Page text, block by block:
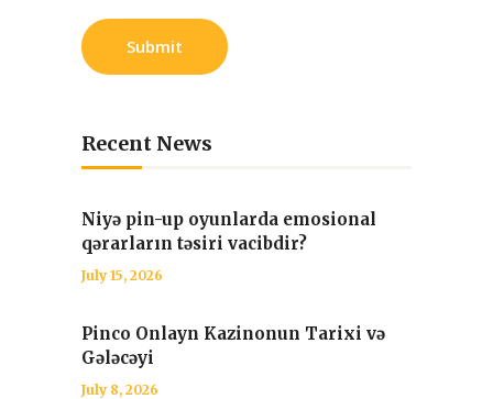
Recent News
Niyə pin-up oyunlarda emosional
qərarların təsiri vacibdir?
July 15, 2026
Pinco Onlayn Kazinonun Tarixi və
Gələcəyi
July 8, 2026